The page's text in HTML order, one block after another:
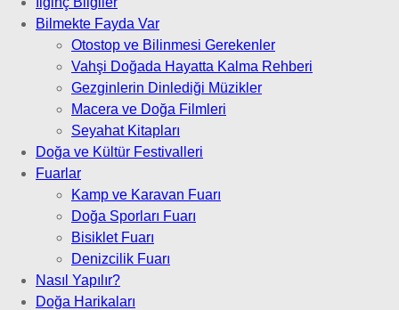
Bilmekte Fayda Var
Otostop ve Bilinmesi Gerekenler
Vahşi Doğada Hayatta Kalma Rehberi
Gezginlerin Dinlediği Müzikler
Macera ve Doğa Filmleri
Seyahat Kitapları
Doğa ve Kültür Festivalleri
Fuarlar
Kamp ve Karavan Fuarı
Doğa Sporları Fuarı
Bisiklet Fuarı
Denizcilik Fuarı
Nasıl Yapılır?
Doğa Harikaları